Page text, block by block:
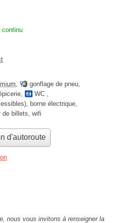
continu
, gonflage de pneu,
, WC ,
, borne électrique,
de billets, wifi
d'autoroute
nous vous invitons à renseigner la